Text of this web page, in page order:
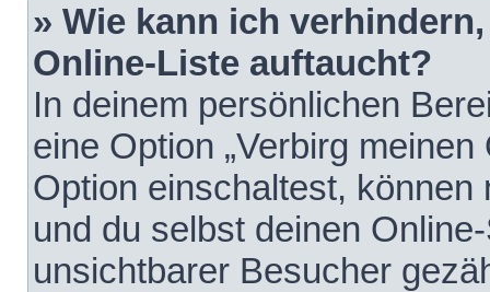
» Wie kann ich
Online-Liste auftaucht?
In deinem persönlichen
eine Option „Verbirg
Option einschaltest,
und du selbst deinen
unsichtbarer Besucher